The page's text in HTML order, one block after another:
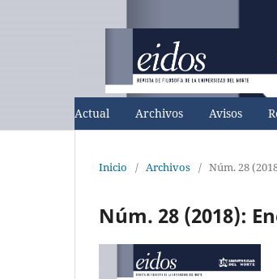
Actual Archivos Avisos
Inicio / Archivos / Núm. 28
Núm. 28 (2018):